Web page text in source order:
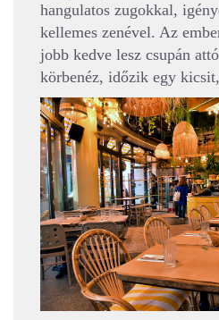
hangulatos zugokkal,
kellemes zenével. Az
jobb kedve lesz csupán
körbenéz, időzik egy